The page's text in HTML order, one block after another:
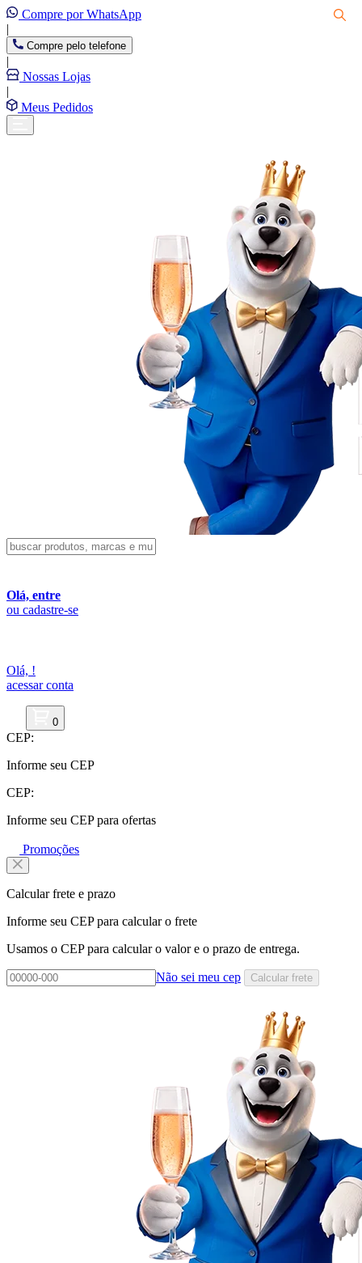
Compre por WhatsApp
|
Compre pelo telefone
|
Nossas Lojas
|
Meus Pedidos
Olá, entre
ou cadastre-se
Olá, !
acessar conta
0
CEP:
Informe seu CEP
CEP:
Informe seu CEP para ofertas
Promoções
Calcular frete e prazo
Informe seu CEP para calcular o frete
Usamos o CEP para calcular o valor e o prazo de entrega.
Não sei meu cep Calcular frete